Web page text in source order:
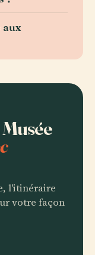
aux
l'itinéraire
votre façon